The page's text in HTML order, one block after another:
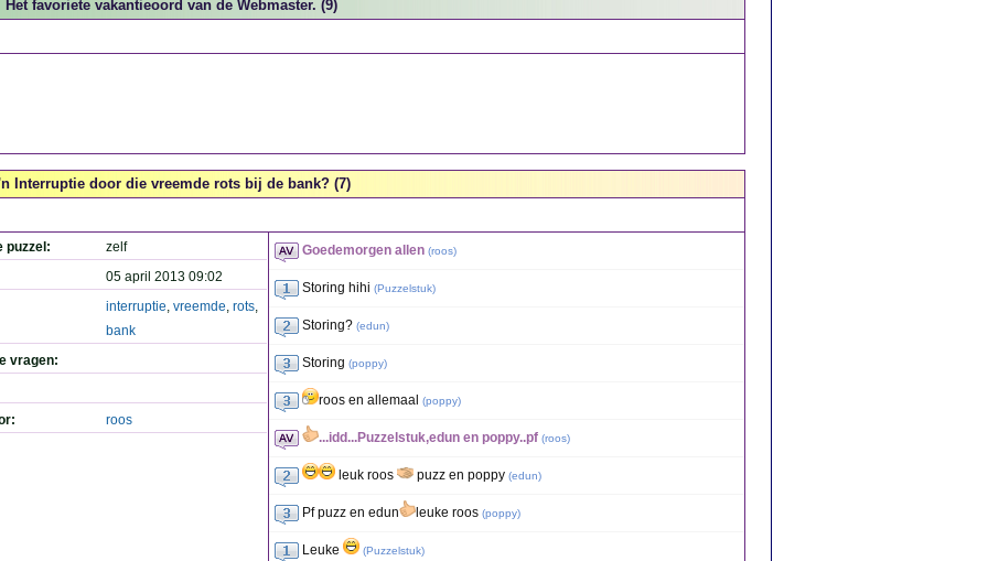
Het favoriete vakantieoord van de Webmaster. (9)
Interruptie door die vreemde rots bij de bank? (7)
puzzel:
zelf
05 april 2013 09:02
interruptie, vreemde, rots,
bank
vragen:
roos
Goedemorgen allen (roos)
Storing hihi (Puzzelstuk)
Storing? (edun)
Storing (poppy)
roos en allemaal (poppy)
...idd...Puzzelstuk,edun en poppy..pf (roos)
leuk roos puzz en poppy (edun)
Pf puzz en edun leuke roos (poppy)
Leuke (Puzzelstuk)